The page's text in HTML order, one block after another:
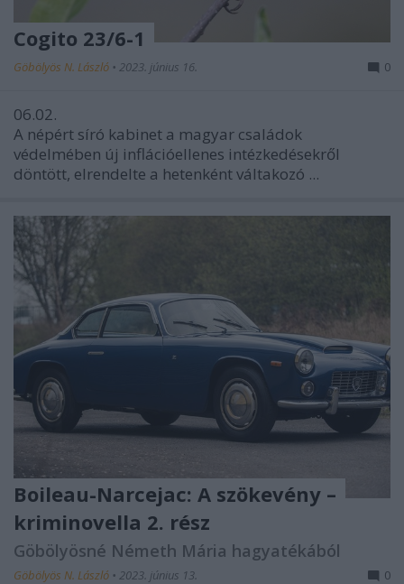
Cogito 23/6-1
Göbölyös N. László • 2023. június 16. 0
06.02.
A népért síró kabinet a magyar családok
védelmében új inflációellenes intézkedésekről
döntött, elrendelte a hetenként váltakozó ...
Boileau-Narcejac: A szökevény –
kriminovella 2. rész
Göbölyösné Németh Mária hagyatékából
Göbölyös N. László • 2023. június 13. 0